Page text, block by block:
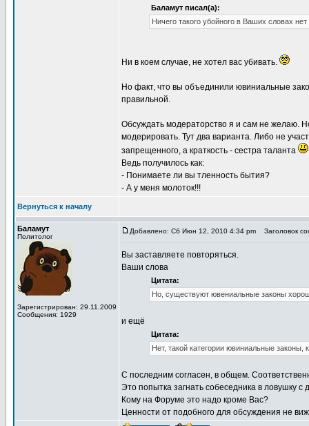
Баламут писал(а):
Ничего такого убойного в Ваших словах нет
Ни в коем случае, не хотел вас убивать.
Но факт, что вы объединили ювиниальные
правильной.
Обсуждать модераторство я и сам не желаю.
модерировать. Тут два варианта. Либо не
запрещенного, а краткость - сестра таланта
Ведь получилось как:
- Понимаете ли вы тленность бытия?
- А у меня молоток!!!
Вернуться к началу
Баламут
Политолог
Зарегистрирован: 29.11.2009
Сообщения: 1929
Добавлено: Сб Июн 12, 2010 4:34 pm Заголовок
Вы заставляете повторяться.
Ваши слова
Цитата:
Но, существуют ювениальные законы
и ещё
Цитата:
Нет, такой категории ювиниальные
С последним согласен, в общем.
Это попытка загнать собеседника в ловушку
Кому на Форуме это надо кроме Вас?
Ценности от подобного для обсуждения не